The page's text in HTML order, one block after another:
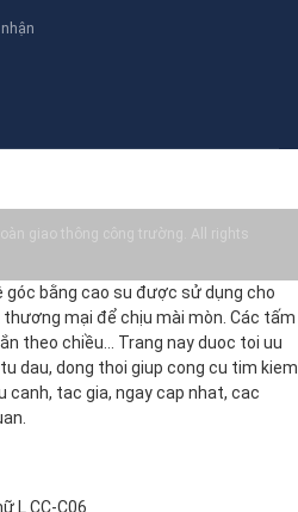
giao thông công trường. All rights
góc bằng cao su được sử dụng cho
mại để chịu mài mòn. Các tấm
theo chiều… Trang nay duoc toi uu
dau, dong thoi giup cong cu tim kiem
canh, tac gia, ngay cap nhat, cac
L CC-C06